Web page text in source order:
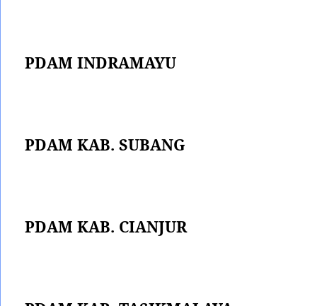
PDAM INDRAMAYU
PDAM KAB. SUBANG
PDAM KAB. CIANJUR